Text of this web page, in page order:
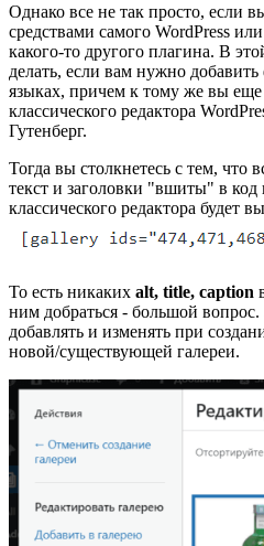
Однако все не так просто, если
средствами самого WordPress
какого-то другого плагина. В
делать, если вам нужно
языках, причем к тому же вы еще
классического редактора
Гутенберг.
Тогда вы столкнетесь с тем, что
текст и заголовки "вшиты" в код
классического редактора будет
То есть никаких alt, title, caption
ним добраться - большой
добавлять и изменять при
новой/существующей галереи.